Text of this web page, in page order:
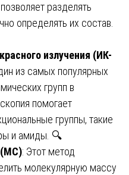
разделять
определять их состав.
излучения (ИК-
из самых популярных
групп в
помогает
группы, такие
и амиды. 🔍
(МС): Этот метод
молекулярную массу